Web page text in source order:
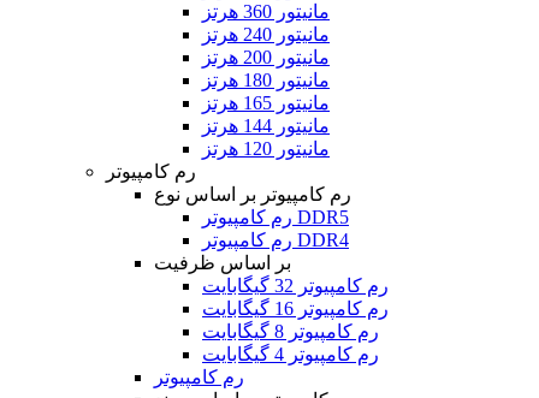
مانیتور 360 هرتز
مانیتور 240 هرتز
مانیتور 200 هرتز
مانیتور 180 هرتز
مانیتور 165 هرتز
مانیتور 144 هرتز
مانیتور 120 هرتز
رم کامپیوتر
رم کامپیوتر بر اساس نوع
رم کامپیوتر DDR5
رم کامپیوتر DDR4
بر اساس ظرفیت
رم کامپیوتر 32 گیگابایت
رم کامپیوتر 16 گیگابایت
رم کامپیوتر 8 گیگابایت
رم کامپیوتر 4 گیگابایت
رم کامپیوتر